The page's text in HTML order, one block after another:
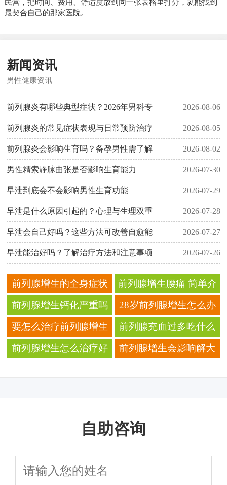
最契合自己的那家医院。
新闻资讯
男性健康资讯
前列腺炎有哪些典型症状？2026年男科专 2026-08-06
前列腺炎的常见症状表现与日常预防治疗 2026-08-05
前列腺炎会影响生育吗？备孕男性需了解 2026-08-02
男性精索静脉曲张是否影响生育能力 2026-07-30
早泄到底会不会影响男性生育功能 2026-07-29
早泄是什么原因引起的？心理与生理双重 2026-07-28
早泄会自己好吗？这些方法可改善自愈能 2026-07-27
早泄能治好吗？了解治疗方法和注意事项 2026-07-26
前列腺增生的全身症状
前列腺增生有什么表现
前列腺增生腰痛 简单介
绍前列腺增生的五大表
现
前列腺增生钙化严重吗
简单介绍三大危害
28岁前列腺增生怎么办
疾病需及时治疗
要怎么治疗前列腺增生
根据症状做好护理
前列腺充血过多吃什么
药
前列腺增生怎么治疗好
前列腺增生会影响解大
自助咨询